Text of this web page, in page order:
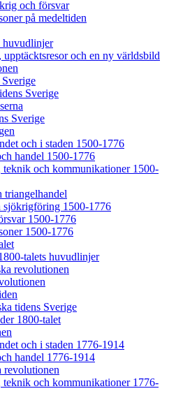
och försvar
på medeltiden
huvudlinjer
upptäcktsresor och en ny världsbild
Sverige
Sverige
Sverige
och i staden 1500-1776
handel 1500-1776
teknik och kommunikationer 1500-
triangelhandel
sjökrigföring 1500-1776
1500-1776
1500-1776
talets huvudlinjer
revolutionen
tidens Sverige
1800-talet
och i staden 1776-1914
handel 1776-1914
revolutionen
teknik och kommunikationer 1776-